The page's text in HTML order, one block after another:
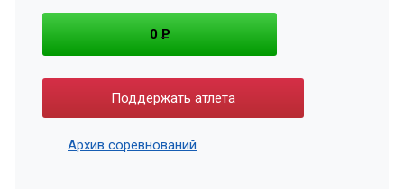
0 P
Поддержать атлета
Архив соревнований